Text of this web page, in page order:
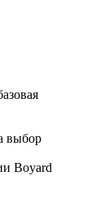
выбор
Boyard